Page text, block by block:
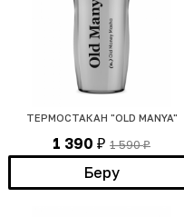
ТЕРМОСТАКАН "OLD MANYA"
1 390 ₽ 1 590₽
Беру